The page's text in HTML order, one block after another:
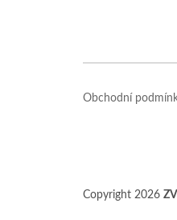
Obchodní
Copyright 2026